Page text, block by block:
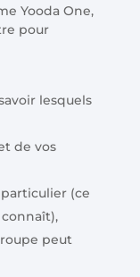
Yooda One,
pour
lesquels
de vos
(ce
peut